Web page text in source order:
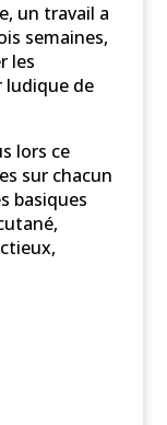
un travail a
semaines,
les
ludique de
lors ce
sur chacun
basiques